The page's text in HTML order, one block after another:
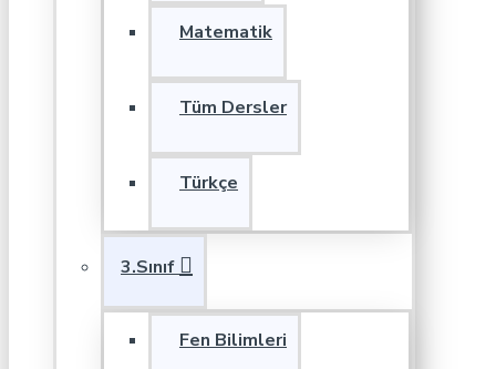
Matematik
Tüm Dersler
Türkçe
3.Sınıf
Fen Bilimleri